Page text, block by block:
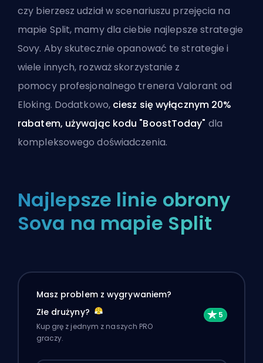
czy bierzesz udział w scenariuszu przejęcia na
mapie Split, mamy dla ciebie najlepsze strategie
Sovy. Aby skutecznie opanować te strategie i
wiele innych, rozważ skorzystanie z
pomocy profesjonalnego trenera Valorant od
Eloking. Dodatkowo, ciesz się wyłącznym 20%
rabatem, używając kodu "BoostToday" dla
kompleksowego doświadczenia.
Najlepsze linie obrony
Sova na mapie Split
Masz problem z wygrywaniem?
Złe drużyny?
Kup grę z jednym z naszych PRO
graczy.